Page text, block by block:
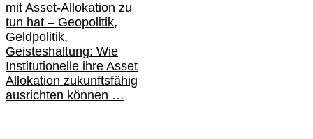
mit Asset-Allokation zu
tun hat – Geopolitik,
Geldpolitik,
Geisteshaltung: Wie
Institutionelle ihre Asset
Allokation zukunftsfähig
ausrichten können …